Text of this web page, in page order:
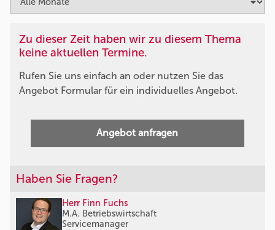
Zu dieser Zeit haben wir zu diesem Thema
keine aktuellen Termine.
Rufen Sie uns einfach an oder nutzen Sie das
Angebot Formular für ein individuelles Angebot.
Angebot anfragen
Haben Sie Fragen?
Herr Finn Fuchs
M.A. Betriebswirtschaft
Servicemanager